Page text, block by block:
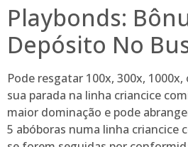
Playbonds:
Depósito No
Pode resgatar 100x, 300x,
sua parada na linha criancice
maior dominação e pode
5 abóboras numa linha criancice